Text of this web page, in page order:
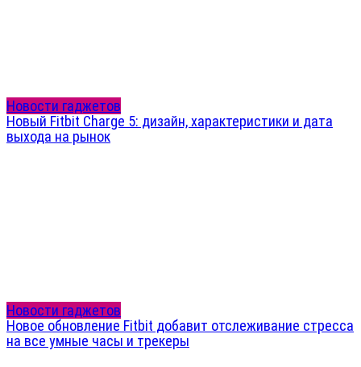
Новости гаджетов
Новый Fitbit Charge 5: дизайн, характеристики и дата
выхода на рынок
Новости гаджетов
Новое обновление Fitbit добавит отслеживание стресса
на все умные часы и трекеры